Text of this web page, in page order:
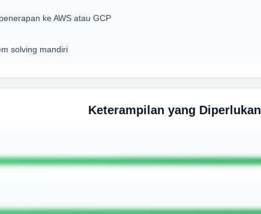
ke AWS atau GCP
solving mandiri
Keterampilan yang Diperlukan